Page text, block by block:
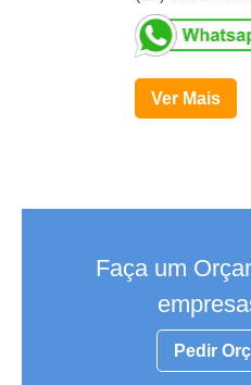
Ver Mais
Faça um
Pedir